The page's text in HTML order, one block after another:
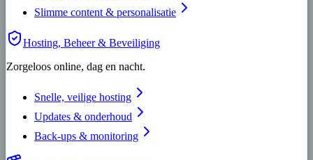
Slimme content & personalisatie
Hosting, Beheer & Beveiliging
Zorgeloos online, dag en nacht.
Snelle, veilige hosting
Updates & onderhoud
Back-ups & monitoring